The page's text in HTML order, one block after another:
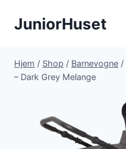
JuniorHuset
Hjem / Shop / Barnevogne /
– Dark Grey Melange